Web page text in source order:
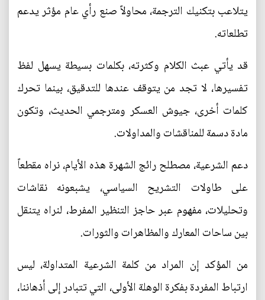
يتلاعب بتكنيك الترجمة، محاولاً صنع رأي عام مؤثر يدعم
تطلعاته.
قد يأتي عبث الكلام وكثرته، بكلمات بسيطة يسهل لفظ
تفسيرها، لا تجد من يتوقف عندها للتدقيق، بينما تحرك
كلمات أخرى، جيوش العسكر ومترجمي الحديث، وتكون
مادة دسمة للمناقشات والمداولات.
دعم الشرعية، مصطلح رائج الشهرة هذه الأيام، نراه مقطعاً
على طاولات التشريح السياسي، يشبعونه نقاشات
وتحليلات، مفهوم عبر حاجز التنظير المفرط، لنراه يتنقل
بين ساحات المعارك والمظاهرات والثورات.
من المؤكد إن المراد من كلمة الشرعية المتداولة، ليس
ارتباط المفردة بفكرة الوهلة الأولى، التي تتبادر إلى أذهاننا،